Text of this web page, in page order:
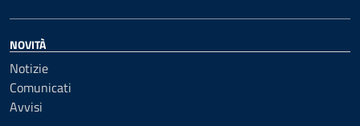
NOVITÀ
Notizie
Comunicati
Avvisi